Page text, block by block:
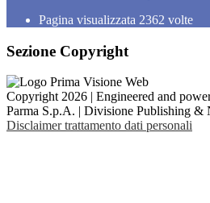
Pagina visualizzata 2362 volte
Sezione Copyright
Copyright 2026 | Engineered and
Parma S.p.A. | Divisione Publishing &
Disclaimer trattamento dati personali